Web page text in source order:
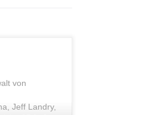
von
Jeff Landry,